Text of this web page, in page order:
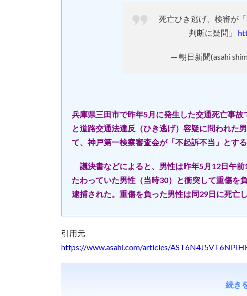
死亡ひき逃げ、検審が
判断に疑問」
— 朝日新聞(asahi
兵庫県三田市で昨年5月に発生した交通死亡事故
と道路交通法違反（ひき逃げ）容疑に問われた
て、神戸第一検察審査会が「不起訴不当」とす
議決書などによると、男性は昨年5月12日午
たわっていた男性（当時30）と衝突して重傷を
逮捕された。重傷を負った男性は同29日に死亡し
引用元
https://www.asahi.com/articles/
続き